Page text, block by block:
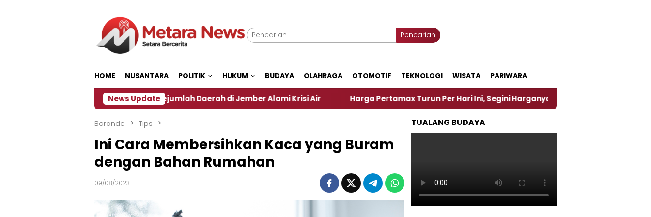
Pencarian
HOME NUSANTARA POLITIK HUKUM BUDAYA OLAHRAGA OTOMOTIF TEKNOLOGI WISATA PARIWARA
News Update
Dampak El Nino, Sejumlah Daerah di Jember Alami Krisi Air Harga Pertamax Turun Per Hari Ini, Segini Harganya ‎Nasirun Maestro Lukis Pemadu
Beranda Tips
Ini Cara Membersihkan Kaca yang Buram
dengan Bahan Rumahan
09/08/2023
TUALANG BUDAYA